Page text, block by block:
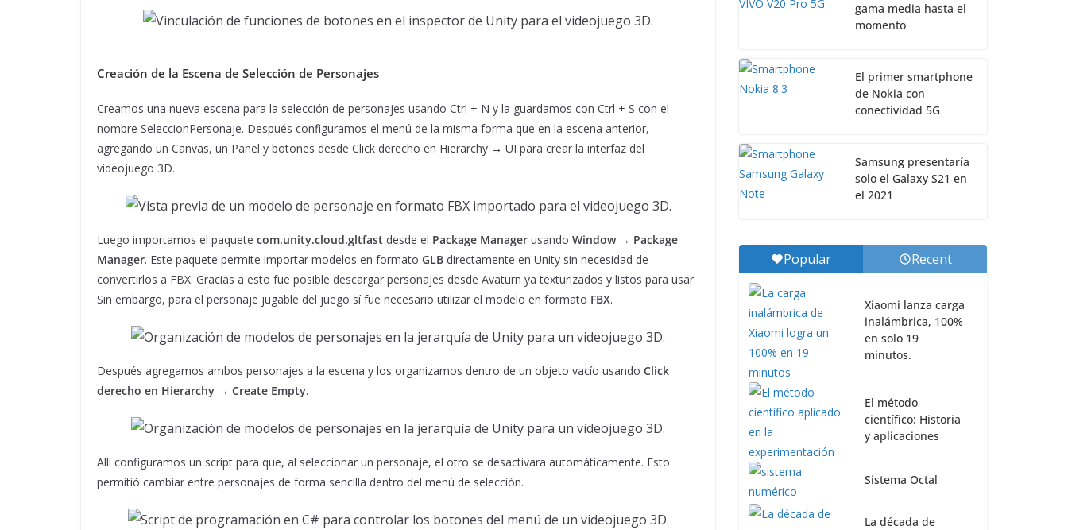
Creación de la Escena de Selección de Personajes
Creamos una nueva escena para la selección de personajes usando Ctrl + N y la guardamos con Ctrl + S con el
nombre SeleccionPersonaje. Después configuramos el menú de la misma forma que en la escena anterior,
agregando un Canvas, un Panel y botones desde Click derecho en Hierarchy → UI para crear la interfaz del
videojuego 3D.
Luego importamos el paquete com.unity.cloud.gltfast desde el Package Manager usando Window → Package
Manager. Este paquete permite importar modelos en formato GLB directamente en Unity sin necesidad de
convertirlos a FBX. Gracias a esto fue posible descargar personajes desde Avaturn ya texturizados y listos para usar.
Sin embargo, para el personaje jugable del juego sí fue necesario utilizar el modelo en formato FBX.
Después agregamos ambos personajes a la escena y los organizamos dentro de un objeto vacío usando Click
derecho en Hierarchy → Create Empty.
Allí configuramos un script para que, al seleccionar un personaje, el otro se desactivara automáticamente. Esto
permitió cambiar entre personajes de forma sencilla dentro del menú de selección.
gama media hasta el
momento
El primer smartphone
de Nokia con
conectividad 5G
Samsung presentaría
solo el Galaxy S21 en
el 2021
Popular Recent
Xiaomi lanza carga
inalámbrica, 100%
en solo 19
minutos.
El método
científico: Historia
y aplicaciones
Sistema Octal
La década de